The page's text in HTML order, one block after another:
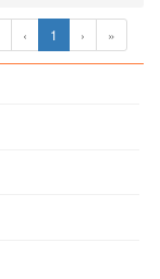
‹ 1 › »